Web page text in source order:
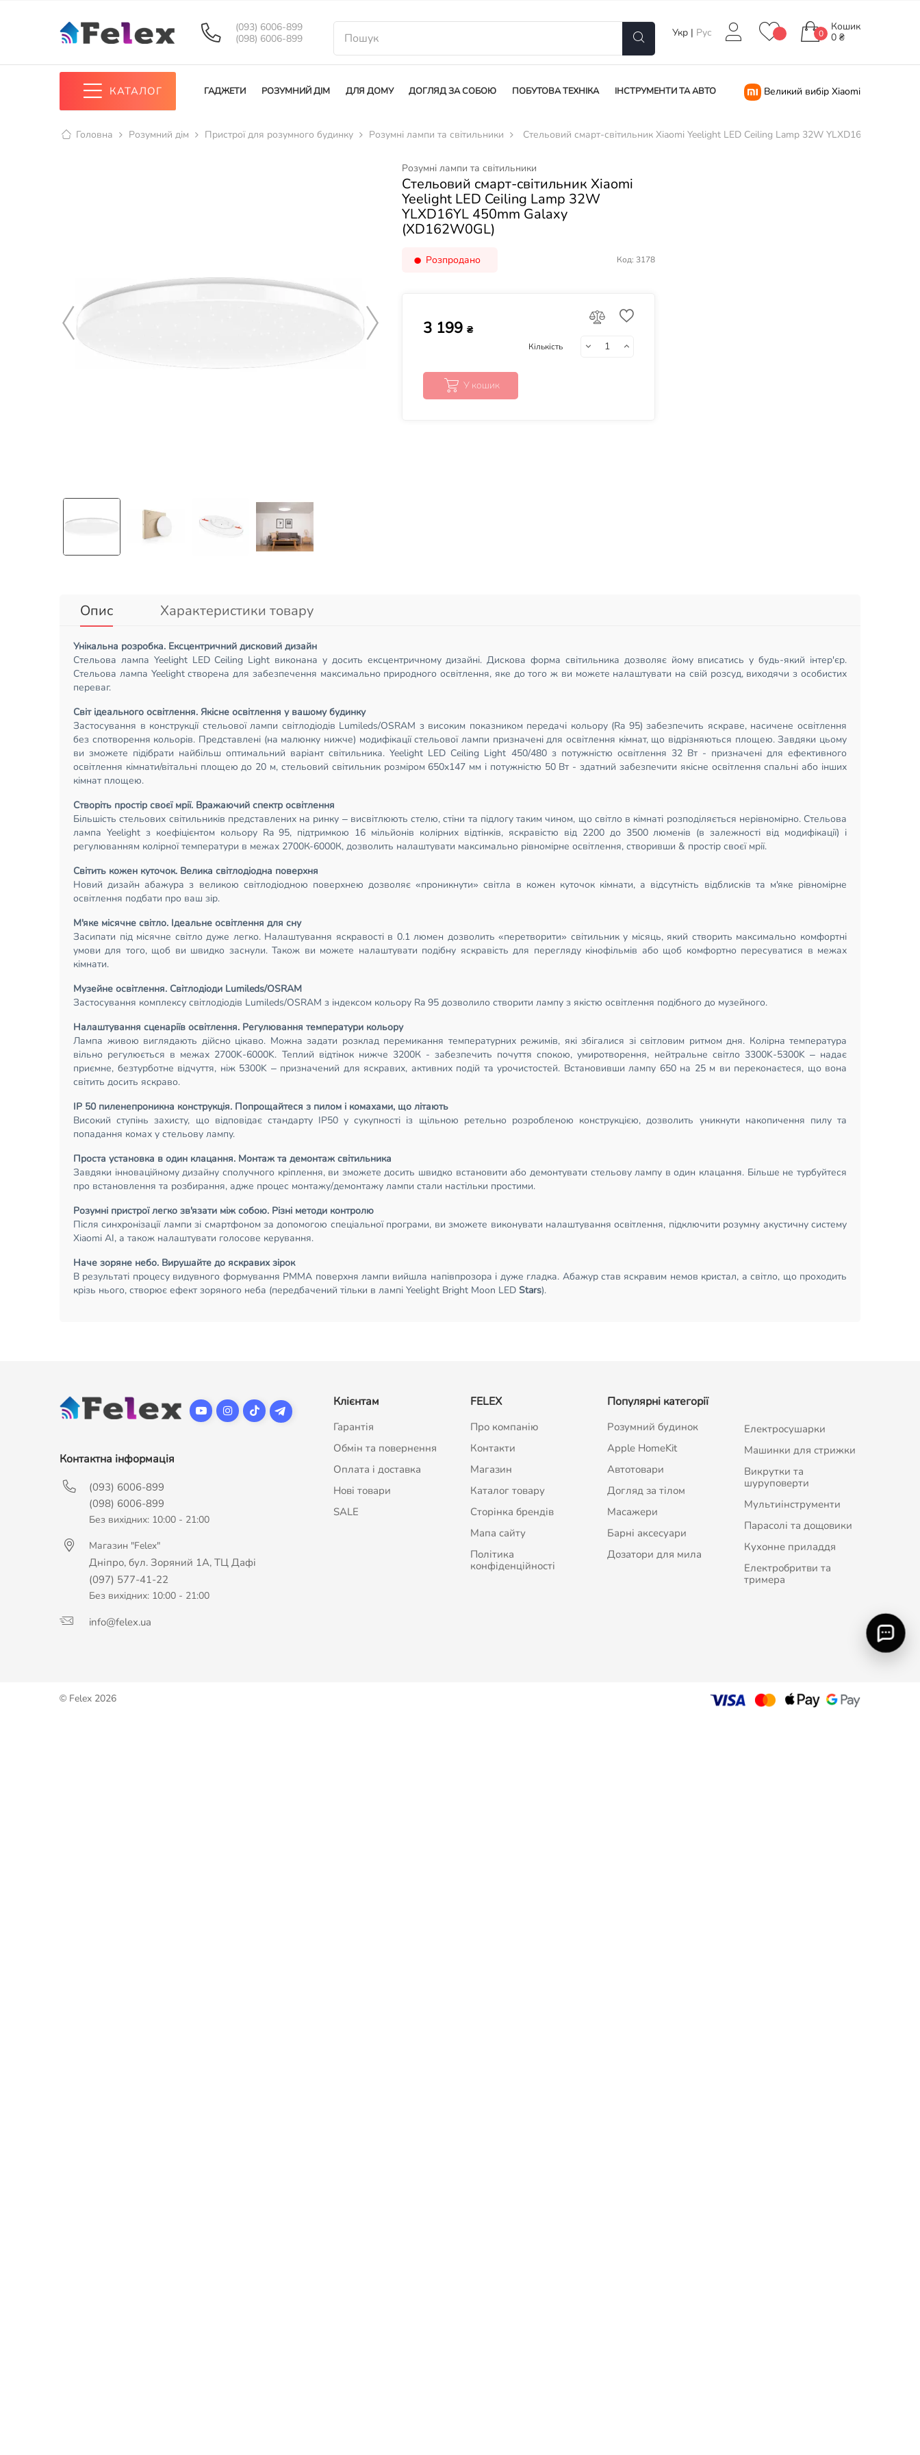
(093) 6006-899
(098) 6006-899
Укр | Рус 0
Кошик
0 ₴
КАТАЛОГ ГАДЖЕТИ РОЗУМНИЙ ДІМ ДЛЯ ДОМУ ДОГЛЯД ЗА СОБОЮ ПОБУТОВА ТЕХНІКА ІНСТРУМЕНТИ ТА АВТО Великий вибір Xiaomi
Головна Розумний дім Пристрої для розумного будинку Розумні лампи та світильники Стельовий смарт-світильник Xiaomi Yeelight LED Ceiling Lamp 32W YLXD16YL 450mm
Розумні лампи та світильники
Стельовий смарт-світильник Xiaomi
Yeelight LED Ceiling Lamp 32W
YLXD16YL 450mm Galaxy
(XD162W0GL)
Розпродано Код: 3178
3 199 ₴
Кількість
У кошик
Опис Характеристики товару
Унікальна розробка. Ексцентричний дисковий дизайн
Стельова лампа Yeelight LED Ceiling Light виконана у досить ексцентричному дизайні. Дискова форма світильника дозволяє йому вписатись у будь-який інтер'єр.
Стельова лампа Yeelight створена для забезпечення максимально природного освітлення, яке до того ж ви можете налаштувати на свій розсуд, виходячи з особистих
переваг.
Світ ідеального освітлення. Якісне освітлення у вашому будинку
Застосування в конструкції стельової лампи світлодіодів Lumileds/OSRAM з високим показником передачі кольору (Ra 95) забезпечить яскраве, насичене освітлення
без спотворення кольорів. Представлені (на малюнку нижче) модифікації стельової лампи призначені для освітлення кімнат, що відрізняються площею. Завдяки цьому
ви зможете підібрати найбільш оптимальний варіант світильника. Yeelight LED Ceiling Light 450/480 з потужністю освітлення 32 Вт - призначені для ефективного
освітлення кімнати/вітальні площею до 20 м, стельовий світильник розміром 650x147 мм і потужністю 50 Вт - здатний забезпечити якісне освітлення спальні або інших
кімнат площею.
Створіть простір своєї мрії. Вражаючий спектр освітлення
Більшість стельових світильників представлених на ринку – висвітлюють стелю, стіни та підлогу таким чином, що світло в кімнаті розподіляється нерівномірно. Стельова
лампа Yeelight з коефіцієнтом кольору Ra 95, підтримкою 16 мільйонів колірних відтінків, яскравістю від 2200 до 3500 люменів (в залежності від модифікації) і
регулюванням колірної температури в межах 2700К-6000К, дозволить налаштувати максимально рівномірне освітлення, створивши & простір своєї мрії.
Світить кожен куточок. Велика світлодіодна поверхня
Новий дизайн абажура з великою світлодіодною поверхнею дозволяє «проникнути» світла в кожен куточок кімнати, а відсутність відблисків та м'яке рівномірне
освітлення подбати про ваш зір.
М'яке місячне світло. Ідеальне освітлення для сну
Засипати під місячне світло дуже легко. Налаштування яскравості в 0.1 люмен дозволить «перетворити» світильник у місяць, який створить максимально комфортні
умови для того, щоб ви швидко заснули. Також ви можете налаштувати подібну яскравість для перегляду кінофільмів або щоб комфортно пересуватися в межах
кімнати.
Музейне освітлення. Світлодіоди Lumileds/OSRAM
Застосування комплексу світлодіодів Lumileds/OSRAM з індексом кольору Ra 95 дозволило створити лампу з якістю освітлення подібного до музейного.
Налаштування сценаріїв освітлення. Регулювання температури кольору
Лампа живою виглядають дійсно цікаво. Можна задати розклад перемикання температурних режимів, які збігалися зі світловим ритмом дня. Колірна температура
вільно регулюється в межах 2700K-6000K. Теплий відтінок нижче 3200К - забезпечить почуття спокою, умиротворення, нейтральне світло 3300K-5300K – надає
приємне, безтурботне відчуття, ніж 5300K – призначений для яскравих, активних подій та урочистостей. Встановивши лампу 650 на 25 м ви переконаєтеся, що вона
світить досить яскраво.
IP 50 пиленепроникна конструкція. Попрощайтеся з пилом і комахами, що літають
Високий ступінь захисту, що відповідає стандарту IP50 у сукупності із щільною ретельно розробленою конструкцією, дозволить уникнути накопичення пилу та
попадання комах у стельову лампу.
Проста установка в один клацання. Монтаж та демонтаж світильника
Завдяки інноваційному дизайну сполучного кріплення, ви зможете досить швидко встановити або демонтувати стельову лампу в один клацання. Більше не турбуйтеся
про встановлення та розбирання, адже процес монтажу/демонтажу лампи стали настільки простими.
Розумні пристрої легко зв'язати між собою. Різні методи контролю
Після синхронізації лампи зі смартфоном за допомогою спеціальної програми, ви зможете виконувати налаштування освітлення, підключити розумну акустичну систему
Xiaomi AI, а також налаштувати голосове керування.
Наче зоряне небо. Вирушайте до яскравих зірок
В результаті процесу видувного формування PMMA поверхня лампи вийшла напівпрозора і дуже гладка. Абажур став яскравим немов кристал, а світло, що проходить
крізь нього, створює ефект зоряного неба (передбачений тільки в лампі Yeelight Bright Moon LED Stars).
Контактна інформація
(093) 6006-899
(098) 6006-899
Без вихідних: 10:00 - 21:00
Магазин "Felex"
Дніпро, бул. Зоряний 1А, ТЦ Дафі
(097) 577-41-22
Без вихідних: 10:00 - 21:00
info@felex.ua
Клієнтам
Гарантія
Обмін та повернення
Оплата і доставка
Нові товари
SALE
FELEX
Про компанію
Контакти
Магазин
Каталог товару
Сторінка брендів
Мапа сайту
Політика
конфіденційності
Популярні категорії
Розумний будинок
Apple HomeKit
Автотовари
Догляд за тілом
Масажери
Барні аксесуари
Дозатори для мила
Електросушарки
Машинки для стрижки
Викрутки та
шуруповерти
Мультиінструменти
Парасолі та дощовики
Кухонне приладдя
Електробритви та
тримера
© Felex 2026